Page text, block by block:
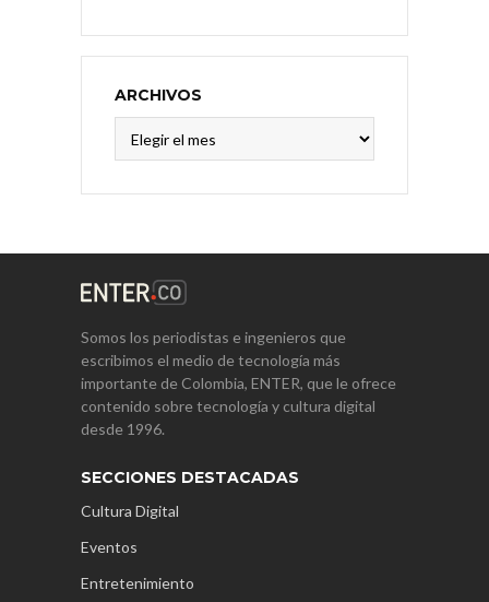
ARCHIVOS
Somos los periodistas e ingenieros que
escribimos el medio de tecnología más
importante de Colombia, ENTER, que le ofrece
contenido sobre tecnología y cultura digital
desde 1996.
SECCIONES DESTACADAS
Cultura Digital
Eventos
Entretenimiento